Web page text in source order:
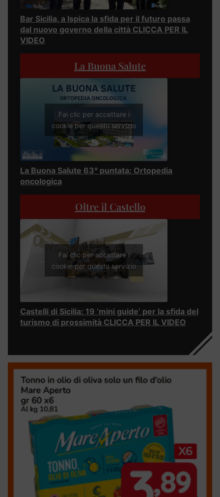
Bar Sicilia, a Ispica la sfida per il futuro passa
dal nuovo governo della città CLICCA PER IL
VIDEO
La Buona Salute
Fai clic per accettare i
cookie per questo servizio
La Buona Salute 63° puntata: Ortopedia
oncologica
Oltre il Castello
Fai clic per accettare i
cookie per questo servizio
Castelli di Sicilia: 19 ‘mini guide’ per la sfida del
turismo di prossimità CLICCA PER IL VIDEO